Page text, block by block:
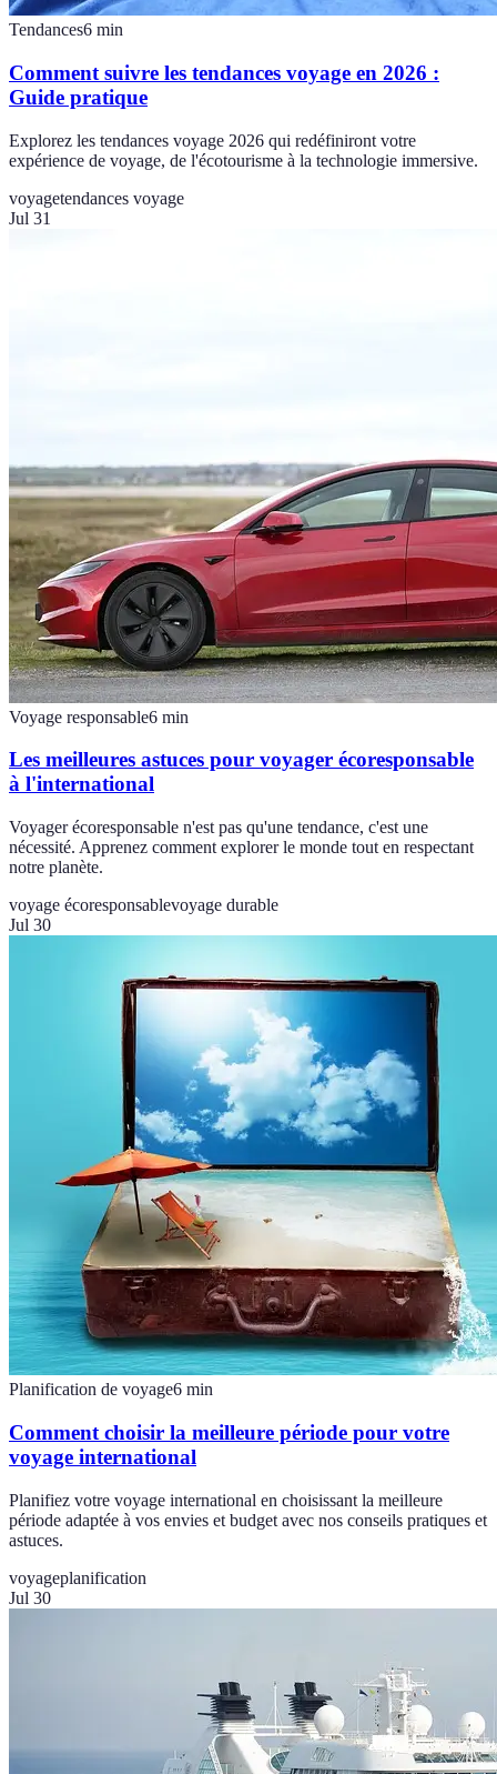
Tendances6 min
Comment suivre les tendances voyage en 2026 :
Guide pratique
Explorez les tendances voyage 2026 qui redéfiniront votre
expérience de voyage, de l'écotourisme à la technologie immersive.
voyagetendances voyage
Jul 31
Voyage responsable6 min
Les meilleures astuces pour voyager écoresponsable
à l'international
Voyager écoresponsable n'est pas qu'une tendance, c'est une
nécessité. Apprenez comment explorer le monde tout en respectant
notre planète.
voyage écoresponsablevoyage durable
Jul 30
Planification de voyage6 min
Comment choisir la meilleure période pour votre
voyage international
Planifiez votre voyage international en choisissant la meilleure
période adaptée à vos envies et budget avec nos conseils pratiques et
astuces.
voyageplanification
Jul 30